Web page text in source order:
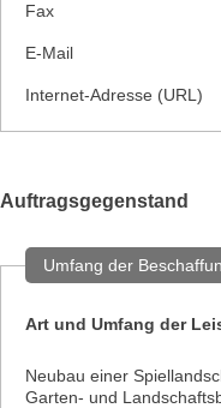
Fax
E-Mail
Internet-Adresse (URL)
Auftragsgegenstand
Umfang der
Art und Umfang der
Neubau einer
Garten- und